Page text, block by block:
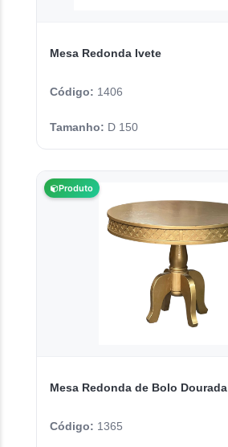
Mesa Redonda Ivete
Código: 1406
Tamanho: D 150
Produto
Mesa Redonda de Bolo Dourada
Código: 1365